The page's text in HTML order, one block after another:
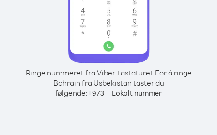
Ringe nummeret fra Viber-tastaturet.For å ringe
Bahrain fra Usbekistan taster du
følgende:+973 + Lokalt nummer